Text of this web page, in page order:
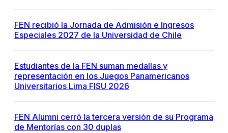
FEN recibió la Jornada de Admisión e Ingresos
Especiales 2027 de la Universidad de Chile
Estudiantes de la FEN suman medallas y
representación en los Juegos Panamericanos
Universitarios Lima FISU 2026
FEN Alumni cerró la tercera versión de su Programa
de Mentorías con 30 duplas